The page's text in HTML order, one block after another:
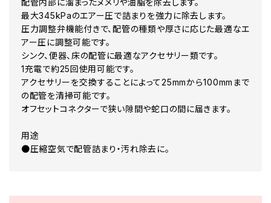
最大345kPaのエアー圧で詰まりを強力に除去します。
圧力調整弁機能付きで、配管の種類や厚さに応じた最適なエ
アー圧に調整可能です。
シンク、便器、床の配管に最適なアクセサリー類です。
1充電で約25回使用可能です。
アクセサリーを交換することによって25mmから100mmまで
の配管を清掃可能です。
オフセットコネクターで狭い隙間や蛇口の間に届きます。
用途
●圧縮空気で配管詰まり・汚れ除去に。